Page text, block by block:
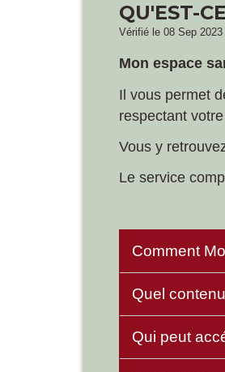
QU'EST-
Vérifié le 08 Sep
Mon espace
Il vous permet
respectant
Vous y
Le service
Comment
Quel
Qui peut